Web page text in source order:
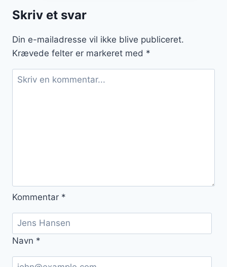
Skriv et svar
Din e-mailadresse vil ikke blive publiceret.
Krævede felter er markeret med *
Kommentar *
Navn *